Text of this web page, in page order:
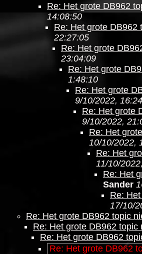
Re: Het grote DB962
14:08:50
Re: Het grote DB962
22:27:05
Re: Het grote
23:04:09
Re: Het grote
1:48:10
Re: Het grote
9/10/2022,
Re: Het grote
9/10/2022,
Re: Het
10/10/2022,
Re: Het
11/10/
Re: Het
Sander
Re:
17/10/
Re: Het grote DB962 topic
Re: Het grote DB962 topic
Re: Het grote DB962
Re: Het grote DB962